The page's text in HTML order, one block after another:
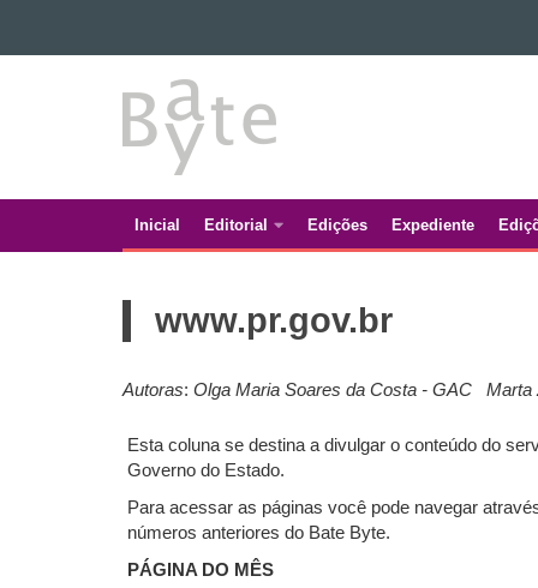
Ir para a navegação
Ir para a busca
BATE
BYTE
Navegação
Inicial Editorial Edições Expediente
www.pr.gov.br
Autoras: Olga Maria Soares da Costa - GAC Marta
Esta coluna se destina a divulgar o conteúdo do
Governo do Estado.
Para acessar as páginas você pode navegar
números anteriores do Bate Byte.
PÁGINA DO MÊS